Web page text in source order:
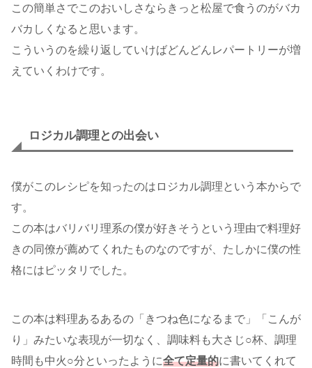
この簡単さでこのおいしさならきっと松屋で食うのがバカ
バカしくなると思います。
こういうのを繰り返していけばどんどんレパートリーが増
えていくわけです。
ロジカル調理との出会い
僕がこのレシピを知ったのはロジカル調理という本からで
す。
この本はバリバリ理系の僕が好きそうという理由で料理好
きの同僚が薦めてくれたものなのですが、たしかに僕の性
格にはピッタリでした。
この本は料理あるあるの「きつね色になるまで」「こんが
り」みたいな表現が一切なく、調味料も大さじ○杯、調理
時間も中火○分といったように全て定量的に書いてくれて